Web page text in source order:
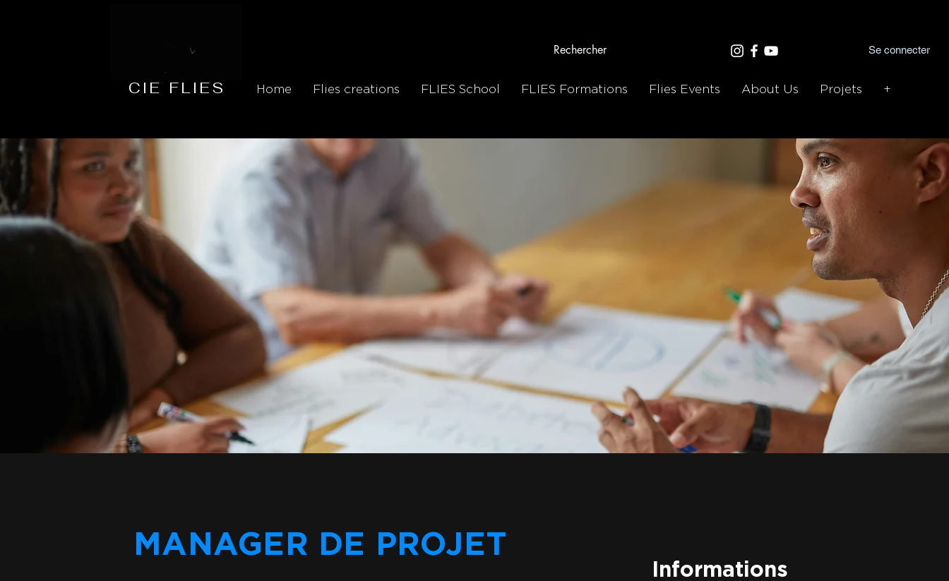
CIE FLIES Home Flies creations FLIES School FLIES Formations Flies Events About Us Projets +
Se connecter
MANAGER DE PROJET
Informations